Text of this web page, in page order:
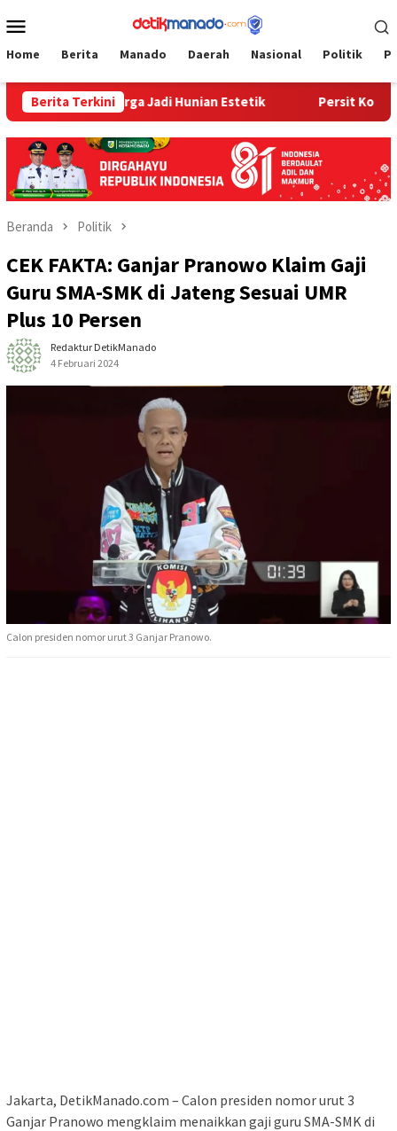
ke
Mobile
Home Berita Manado Daerah Nasional Politik
Berita Terkini
Warga Jadi Hunian Estetik Persit Korem 073/
Beranda Politik
CEK FAKTA: Ganjar Pranowo Klaim Gaji
Guru SMA-SMK di Jateng Sesuai UMR
Plus 10 Persen
Redaktur DetikManado
4 Februari 2024
Calon presiden nomor urut 3 Ganjar Pranowo.
Jakarta, DetikManado.com – Calon presiden nomor urut 3
Ganjar Pranowo mengklaim menaikkan gaji guru SMA-SMK di